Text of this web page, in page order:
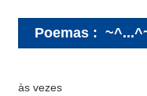
Poemas :
às vezes